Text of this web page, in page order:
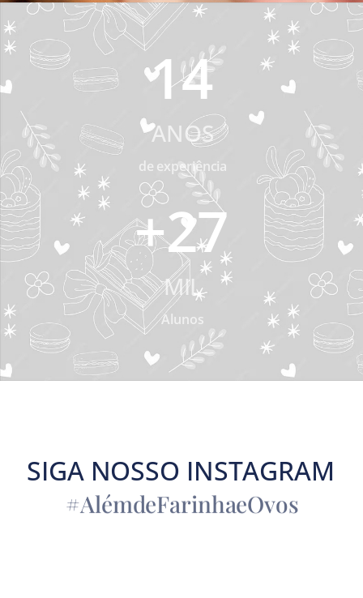
14
ANOS
de experiência
+27
MIL
Alunos
SIGA NOSSO INSTAGRAM
#AlémdeFarinhaeOvos